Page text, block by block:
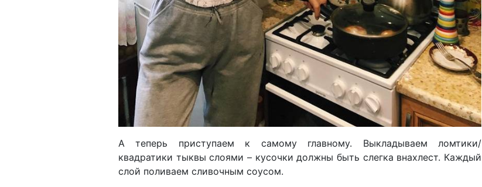
А теперь приступаем к самому главному. Выкладываем ломтики/
квадратики тыквы слоями – кусочки должны быть слегка внахлест. Каждый
слой поливаем сливочным соусом.